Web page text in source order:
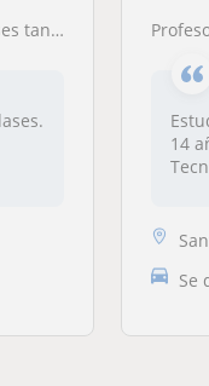
los 3 años
Profesor
14
Se